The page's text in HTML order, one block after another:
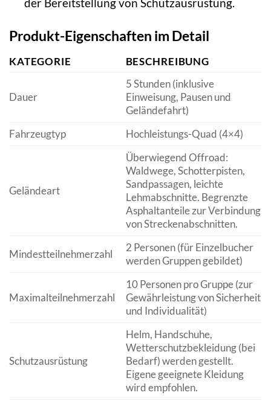
Produkt-Eigenschaften im Detail
KATEGORIE BESCHREIBUNG
Dauer
5 Stunden (inklusive
Einweisung, Pausen und
Geländefahrt)
Fahrzeugtyp
Hochleistungs-Quad (4×4)
Geländeart
Überwiegend Offroad:
Waldwege, Schotterpisten,
Sandpassagen, leichte
Lehmabschnitte. Begrenzte
Asphaltanteile zur Verbindung
von Streckenabschnitten.
Mindestteilnehmerzahl
2 Personen (für Einzelbucher
werden Gruppen gebildet)
Maximalteilnehmerzahl
10 Personen pro Gruppe (zur
Gewährleistung von Sicherheit
und Individualität)
Schutzausrüstung
Helm, Handschuhe,
Wetterschutzbekleidung (bei
Bedarf) werden gestellt.
Eigene geeignete Kleidung
wird empfohlen.